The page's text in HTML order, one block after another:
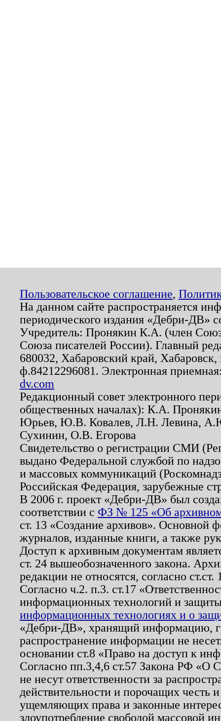
Пользовательское соглашение,
На данном сайте распространяется
периодического издания «Дебри-ДВ»
Учредитель: Пронякин К.А. (член
Союза писателей России). Главный
680032, Хабаровский край,
ф.84212296081. Электронная
dv.com
Редакционный совет электронного
общественных началах): К.А.
Юрьев, Ю.В. Ковалев, Л.Н. Левина,
Сухинин, О.В. Егорова
Свидетельство о регистрации СМИ
выдано Федеральной службой по
и массовых коммуникаций
Российская Федерация, зарубежные
В 2006 г. проект «Дебри-ДВ» был
соответствии с ФЗ № 125 «Об
ст. 13 «Создание архивов». Основной
журналов, изданные книги, а также
Доступ к архивным документам
ст. 24 вышеобозначенного закона.
редакции не относятся, согласно
Согласно ч.2. п.3. ст.17
информационных технологий и
информационных технологиях и о
«Дебри-ДВ», хранящий информацию,
распространение информации не
основании ст.8 «Право на доступ к
Согласно пп.3,4,6 ст.57 Закона РФ «О
не несут ответственности за
действительности и порочащих честь
ущемляющих права и законные
злоупотребление свободой массовой